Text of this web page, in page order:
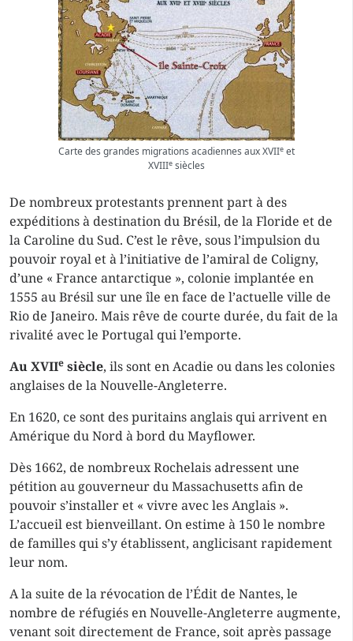
Carte des grandes migrations acadiennes aux XVIIeet
XVIIIesiècles
De nombreux protestants prennent part à des
expéditions à destination du Brésil, de la Floride et de
la Caroline du Sud. C’est le rêve, sous l’impulsion du
pouvoir royal et à l’initiative de l’amiral de Coligny,
d’une « France antarctique », colonie implantée en
1555 au Brésil sur une île en face de l’actuelle ville de
Rio de Janeiro. Mais rêve de courte durée, du fait de la
rivalité avec le Portugal qui l’emporte.
Au XVIIe siècle, ils sont en Acadie ou dans les colonies
anglaises de la Nouvelle-Angleterre.
En 1620, ce sont des puritains anglais qui arrivent en
Amérique du Nord à bord du Mayflower.
Dès 1662, de nombreux Rochelais adressent une
pétition au gouverneur du Massachusetts afin de
pouvoir s’installer et « vivre avec les Anglais ».
L’accueil est bienveillant. On estime à 150 le nombre
de familles qui s’y établissent, anglicisant rapidement
leur nom.
A la suite de la révocation de l’Édit de Nantes, le
nombre de réfugiés en Nouvelle-Angleterre augmente,
venant soit directement de France, soit après passage